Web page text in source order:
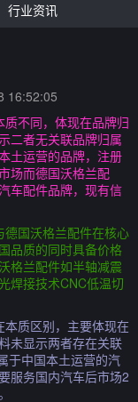
行业资讯
16:52:05
不同，体现在品牌归
二者无关联品牌归属
土运营的品牌，注册
场而德国沃格兰配
车配件品牌，现有信
国沃格兰配件在核心
品质的同时具备价格
格兰配件如半轴减震
焊接技术CNC低温切
质区别，主要体现在
未显示两者存在关联
于中国本土运营的汽
服务国内汽车后市场2